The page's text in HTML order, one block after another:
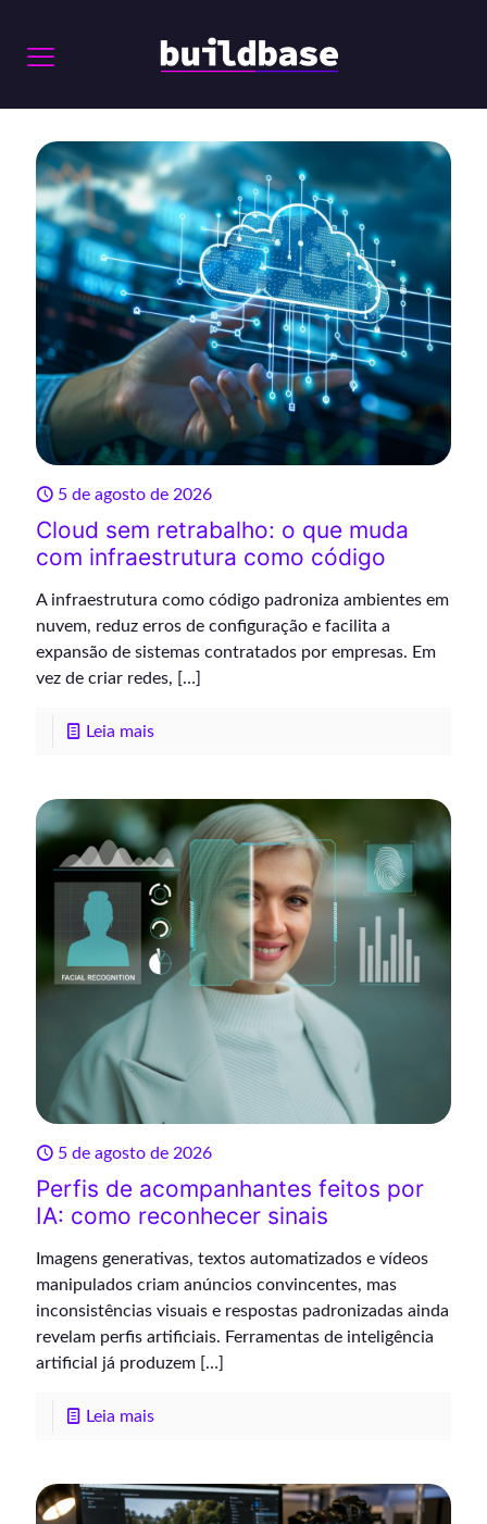
5 de agosto de 2026
Cloud sem retrabalho: o que muda
com infraestrutura como código
A infraestrutura como código padroniza ambientes em
nuvem, reduz erros de configuração e facilita a
expansão de sistemas contratados por empresas. Em
vez de criar redes, […]
Leia mais
5 de agosto de 2026
Perfis de acompanhantes feitos por
IA: como reconhecer sinais
Imagens generativas, textos automatizados e vídeos
manipulados criam anúncios convincentes, mas
inconsistências visuais e respostas padronizadas ainda
revelam perfis artificiais. Ferramentas de inteligência
artificial já produzem […]
Leia mais